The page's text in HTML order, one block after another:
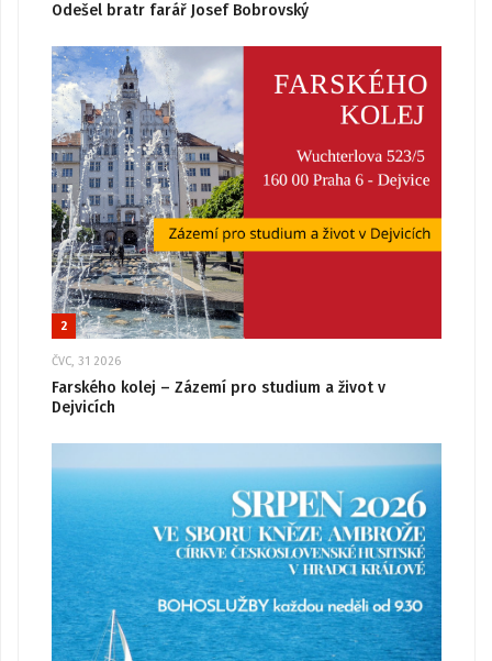
Odešel bratr farář Josef Bobrovský
2
ČVC, 31 2026
Farského kolej – Zázemí pro studium a život v
Dejvicích